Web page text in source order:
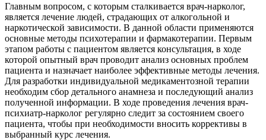
Главным вопросом, с которым сталкивается врач-нарколог,
является лечение людей, страдающих от алкогольной и
наркотической зависимости. В данной области применяются
основные методы психотерапии и фармакотерапии. Первым
этапом работы с пациентом является консультация, в ходе
которой опытный врач проводит анализ основных проблем
пациента и назначает наиболее эффективные методы лечения.
Для разработки индивидуальной медикаментозной терапии
необходим сбор детального анамнеза и последующий анализ
полученной информации. В ходе проведения лечения врач-
психиатр-нарколог регулярно следит за состоянием своего
пациента, чтобы при необходимости вносить коррективы в
выбранный курс лечения.